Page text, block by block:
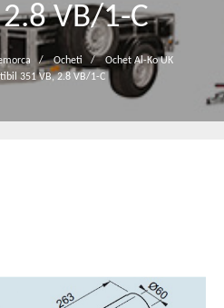
VB/1-C
/ Ocheti /
Ochet Al-Ko UK
351 VB, 2.8 VB/1-C